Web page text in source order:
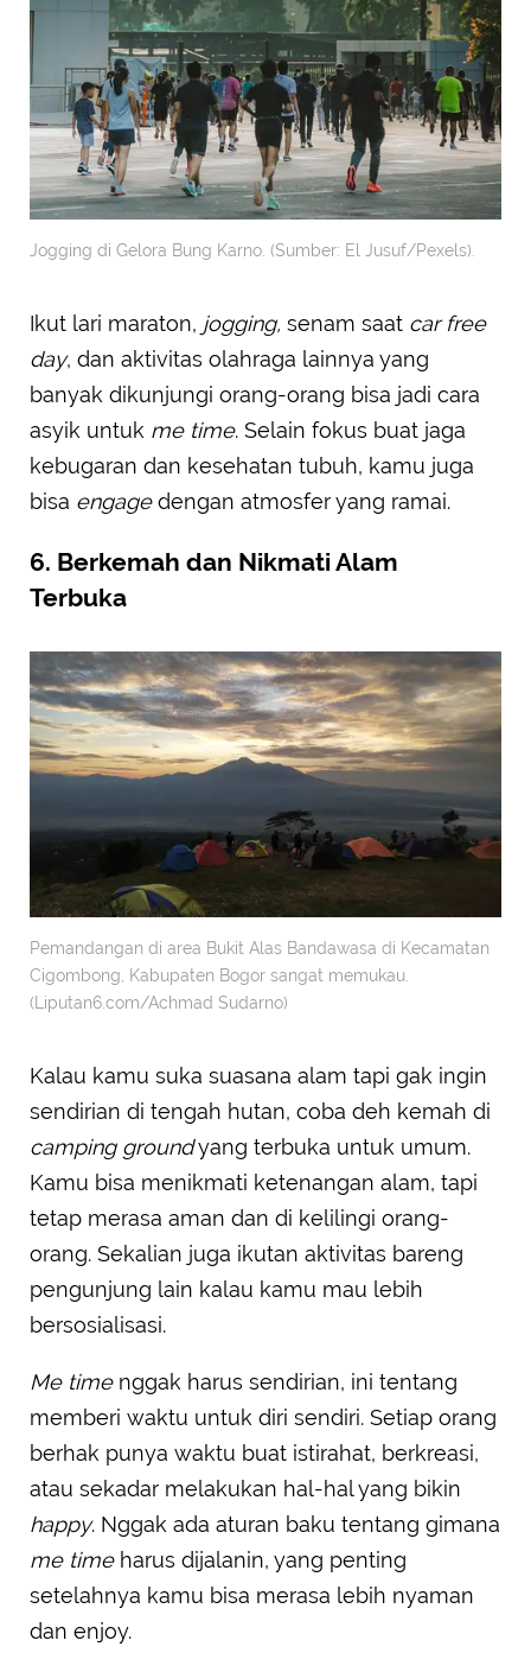
Jogging di Gelora Bung Karno. (Sumber: El Jusuf/Pexels).
Ikut lari maraton, jogging, senam saat car free
day, dan aktivitas olahraga lainnya yang
banyak dikunjungi orang-orang bisa jadi cara
asyik untuk me time. Selain fokus buat jaga
kebugaran dan kesehatan tubuh, kamu juga
bisa engagedengan atmosfer yang ramai.
6. Berkemah dan Nikmati Alam
Terbuka
Pemandangan di area Bukit Alas Bandawasa di Kecamatan
Cigombong, Kabupaten Bogor sangat memukau.
(Liputan6.com/Achmad Sudarno)
Kalau kamu suka suasana alam tapi gak ingin
sendirian di tengah hutan, coba deh kemah di
camping groundyang terbuka untuk umum.
Kamu bisa menikmati ketenangan alam, tapi
tetap merasa aman dan di kelilingi orang-
orang. Sekalian juga ikutan aktivitas bareng
pengunjung lain kalau kamu mau lebih
bersosialisasi.
Me timenggak harus sendirian, ini tentang
memberi waktu untuk diri sendiri. Setiap orang
berhak punya waktu buat istirahat, berkreasi,
atau sekadar melakukan hal-hal yang bikin
happy. Nggak ada aturan baku tentang gimana
me timeharus dijalanin, yang penting
setelahnya kamu bisa merasa lebih nyaman
dan enjoy.